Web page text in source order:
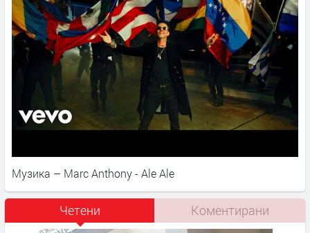
Музика – Marc Anthony - Ale Ale
Четени Коментирани